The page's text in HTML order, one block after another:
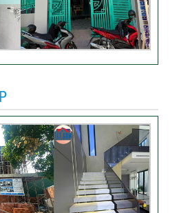
Thủ Đức
Video sửa nhà trọn gói tại
Video hình ảnh thi công nhà
anh Hiếu